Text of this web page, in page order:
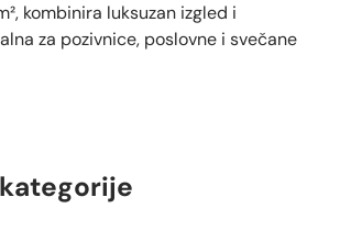
kombinira luksuzan izgled i
za pozivnice, poslovne i svečane